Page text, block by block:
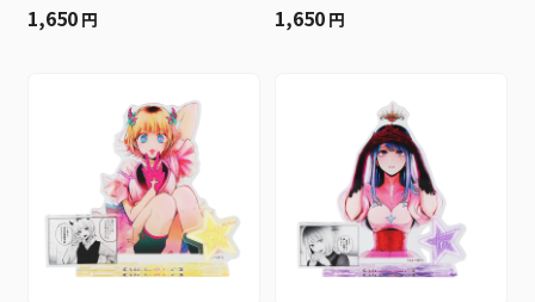
1,650 円 1,650 円